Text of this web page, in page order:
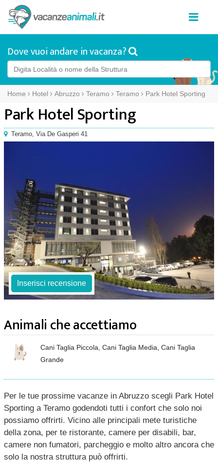
Dove vuoi andare in vacanza?
Home Hotel Abruzzo Teramo Teramo Park Hotel Sporting
Park Hotel Sporting
Teramo, Via De Gasperi 41
Inserisci recensione
Animali che accettiamo
Cani Taglia Piccola, Cani Taglia Media, Cani Taglia
Grande
Per le tue prossime vacanze in Abruzzo scegli Park Hotel
Sporting a Teramo godendoti tutti i confort che solo noi
possiamo offrirti. Vicino alle principali mete turistiche
della zona, per te ristorante, camere per disabili, bar,
camere non fumatori, parcheggio e molto altro ancora che
solo la nostra struttura può offrirti.